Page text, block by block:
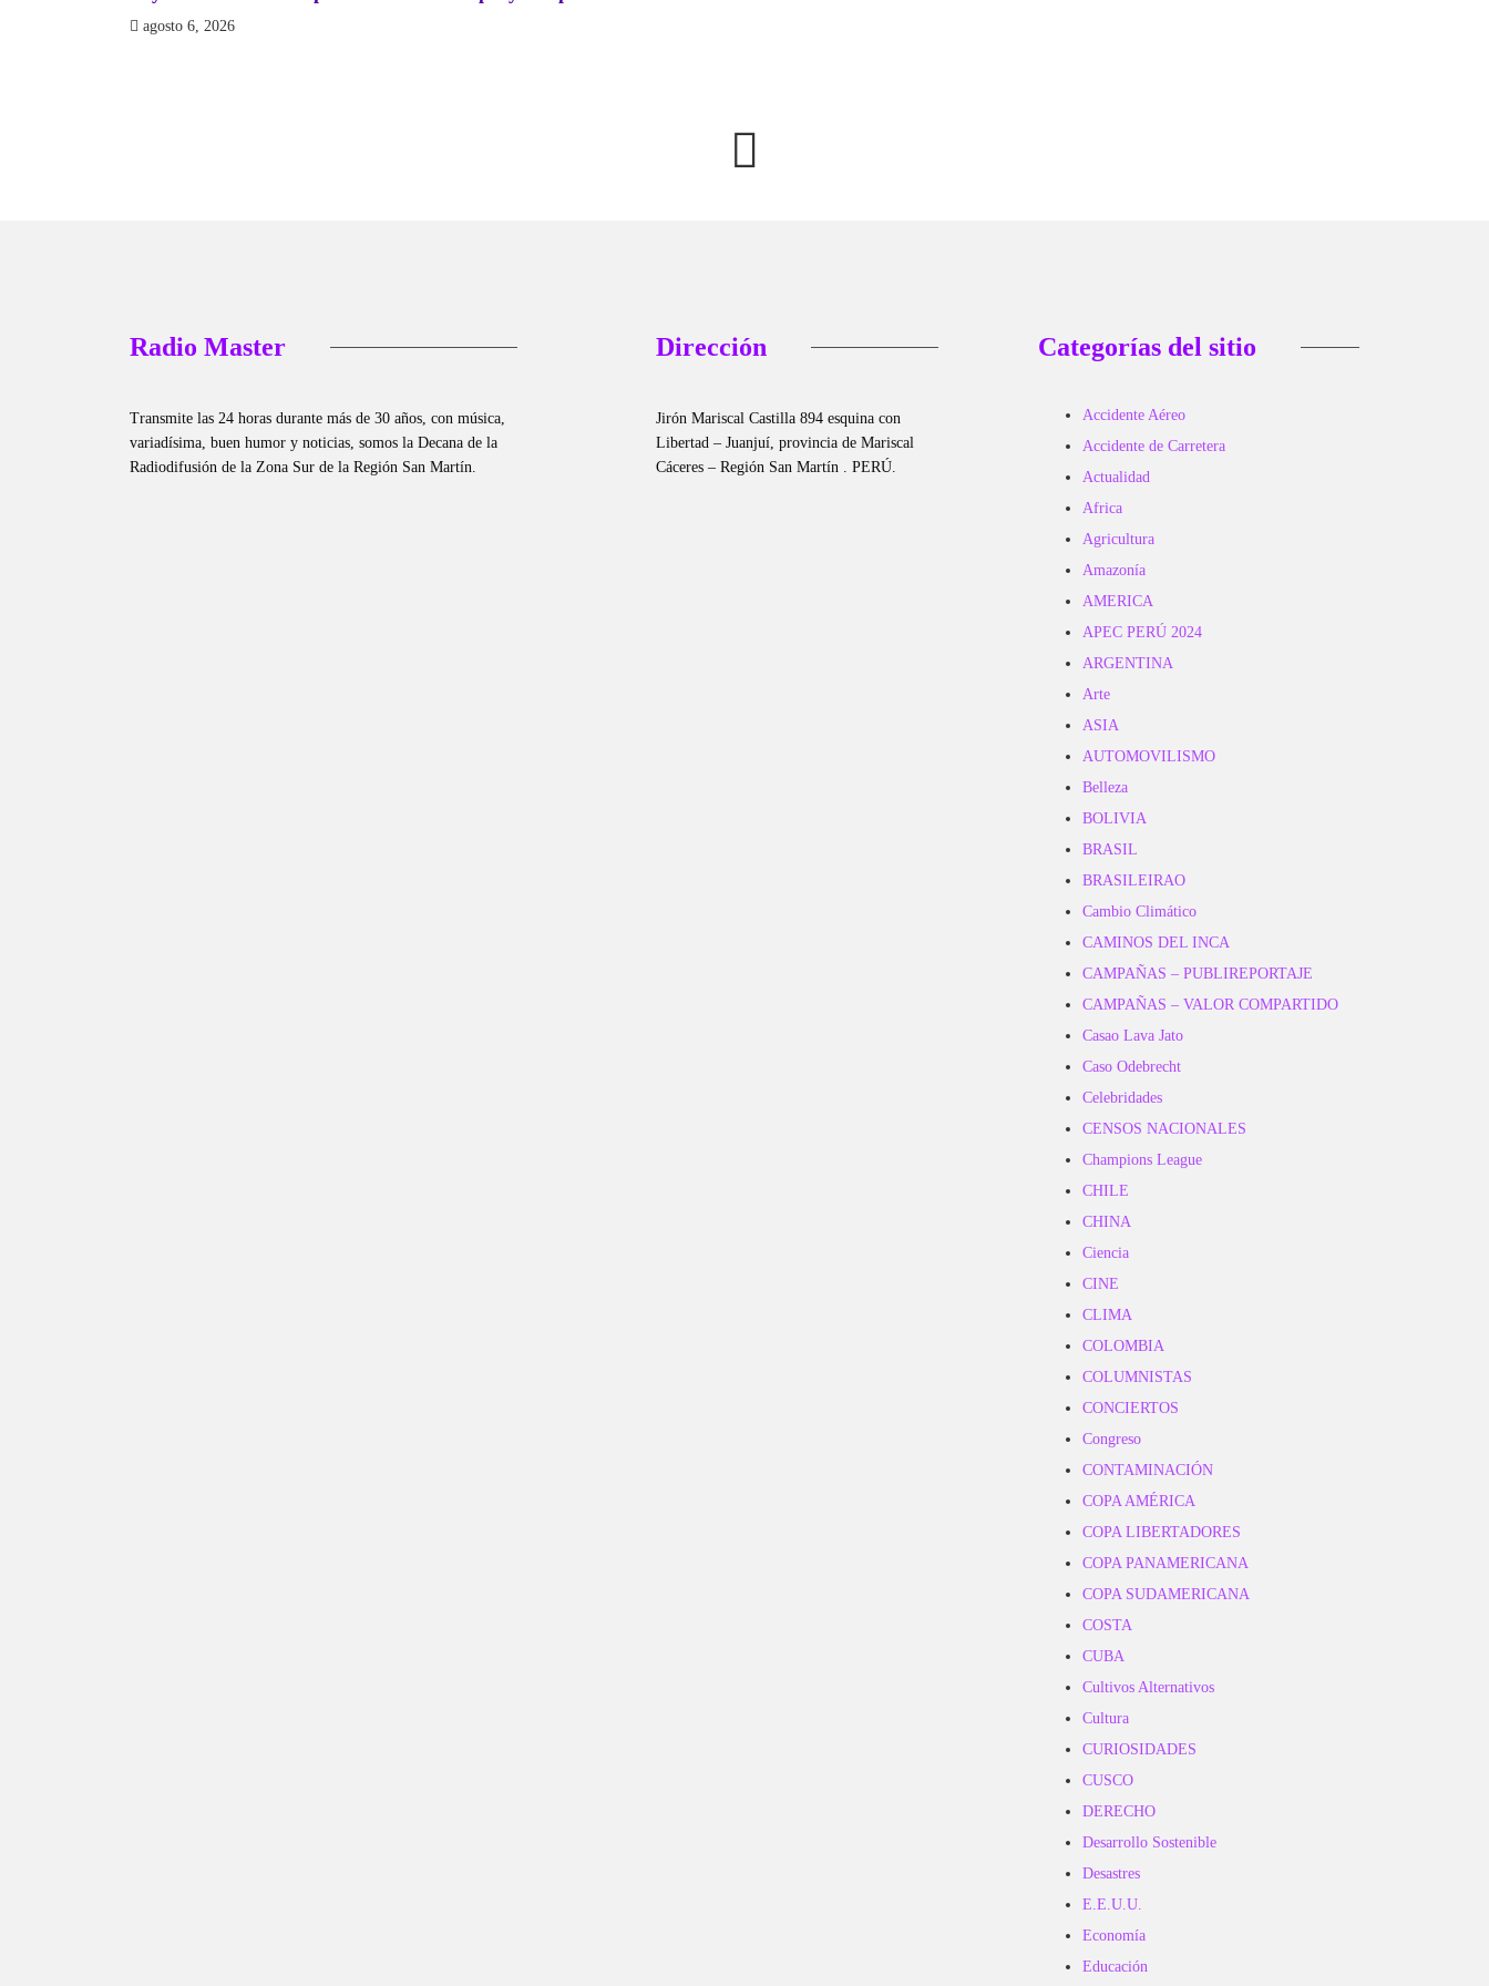
agosto 6, 2026
Radio Master
Transmite las 24 horas durante más de 30 años, con música,
variadísima, buen humor y noticias, somos la Decana de la
Radiodifusión de la Zona Sur de la Región San Martín.
Dirección
Jirón Mariscal Castilla 894 esquina con
Libertad – Juanjuí, provincia de Mariscal
Cáceres – Región San Martín . PERÚ.
Categorías del sitio
Accidente Aéreo
Accidente de Carretera
Actualidad
Africa
Agricultura
Amazonía
AMERICA
APEC PERÚ 2024
ARGENTINA
Arte
ASIA
AUTOMOVILISMO
Belleza
BOLIVIA
BRASIL
BRASILEIRAO
Cambio Climático
CAMINOS DEL INCA
CAMPAÑAS – PUBLIREPORTAJE
CAMPAÑAS – VALOR COMPARTIDO
Casao Lava Jato
Caso Odebrecht
Celebridades
CENSOS NACIONALES
Champions League
CHILE
CHINA
Ciencia
CINE
CLIMA
COLOMBIA
COLUMNISTAS
CONCIERTOS
Congreso
CONTAMINACIÓN
COPA AMÉRICA
COPA LIBERTADORES
COPA PANAMERICANA
COPA SUDAMERICANA
COSTA
CUBA
Cultivos Alternativos
Cultura
CURIOSIDADES
CUSCO
DERECHO
Desarrollo Sostenible
Desastres
E.E.U.U.
Economía
Educación